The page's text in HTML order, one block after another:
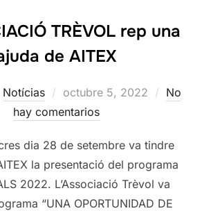
TRÈVOL rep una
de AITEX
Notícias
Publicado
el
octubre 5, 2022
No
hay comentarios
dia 28 de setembre va tindre
la presentació del programa
2022. L’Associació Trèvol va
“UNA OPORTUNIDAD DE